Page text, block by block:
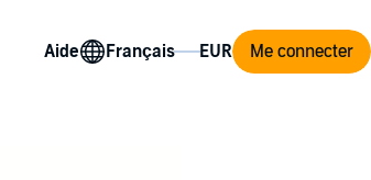
Aide Me connecter